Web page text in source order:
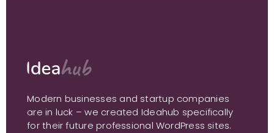
Modern businesses and startup companies
are in luck – we created Ideahub specifically
for their future professional WordPress sites.